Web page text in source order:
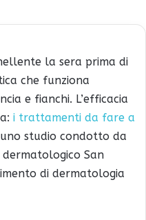
la sera prima di
che funziona
e fianchi. L’efficacia
i trattamenti da fare a
studio condotto da
dermatologico San
di dermatologia